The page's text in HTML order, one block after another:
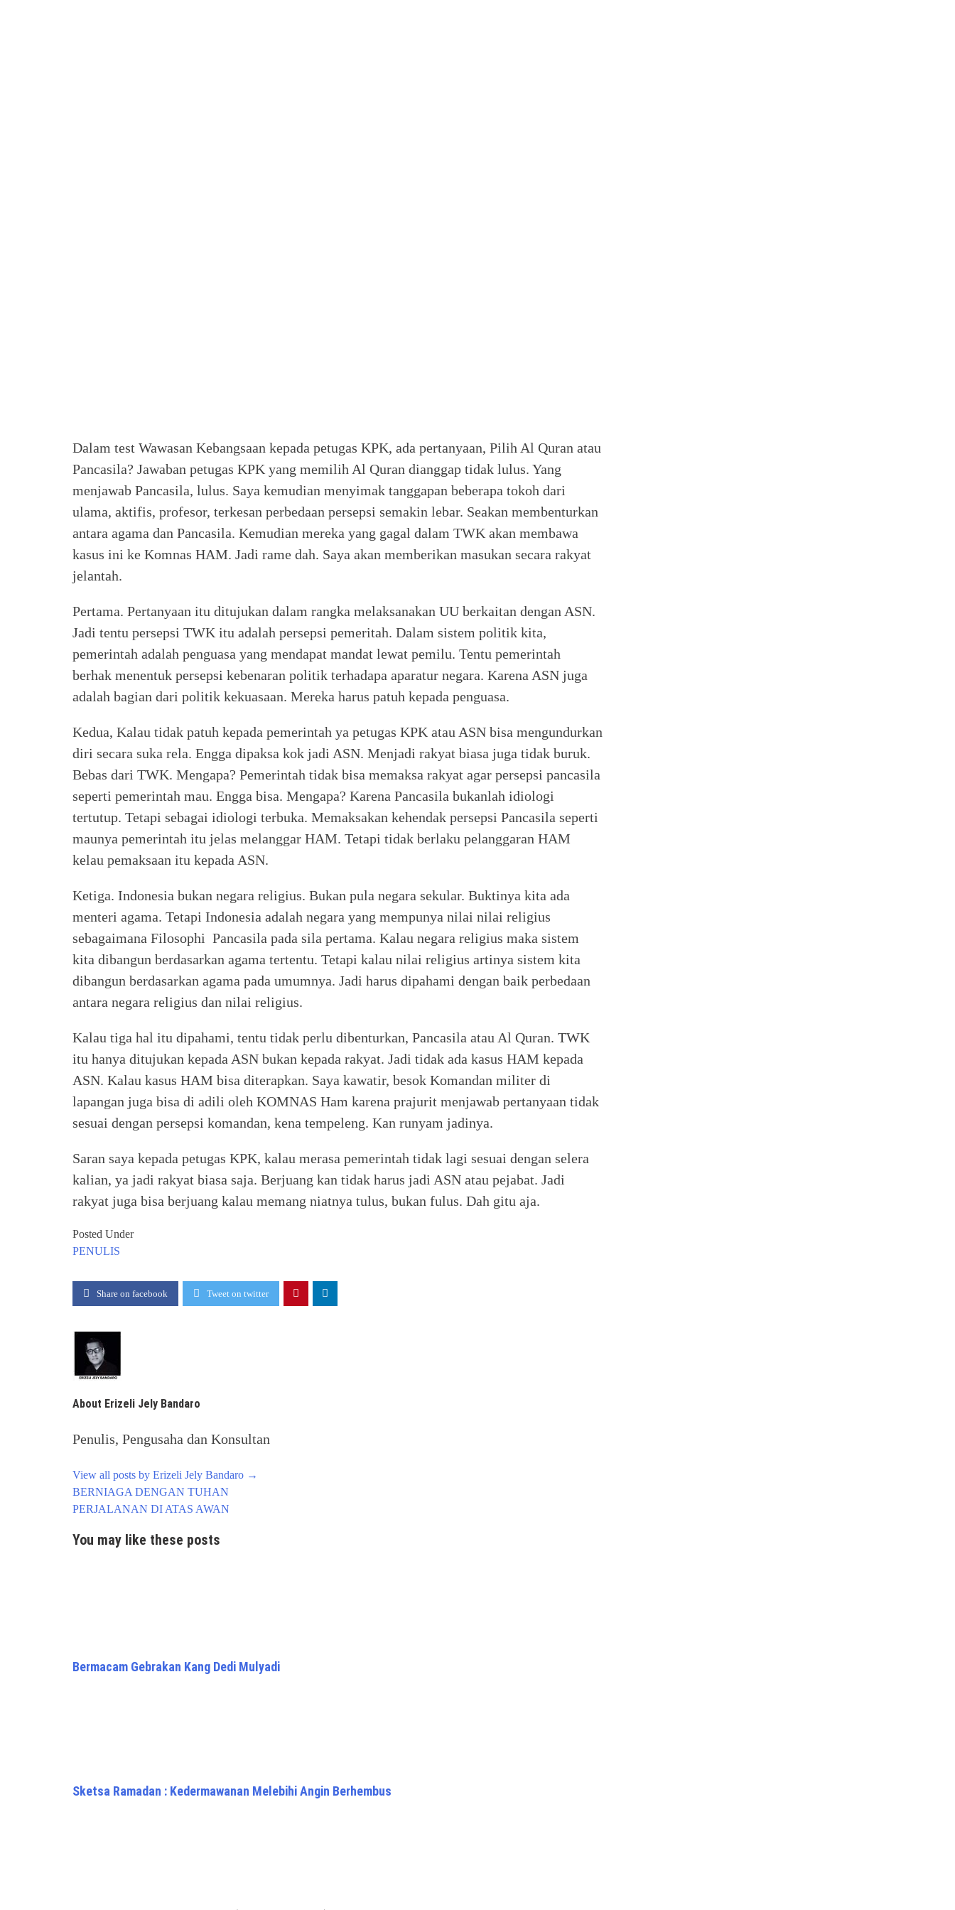
Dalam test Wawasan Kebangsaan kepada petugas KPK, ada pertanyaan, Pilih Al Quran atau
Pancasila? Jawaban petugas KPK yang memilih Al Quran dianggap tidak lulus. Yang
menjawab Pancasila, lulus. Saya kemudian menyimak tanggapan beberapa tokoh dari
ulama, aktifis, profesor, terkesan perbedaan persepsi semakin lebar. Seakan membenturkan
antara agama dan Pancasila. Kemudian mereka yang gagal dalam TWK akan membawa
kasus ini ke Komnas HAM. Jadi rame dah. Saya akan memberikan masukan secara rakyat
jelantah.
Pertama. Pertanyaan itu ditujukan dalam rangka melaksanakan UU berkaitan dengan ASN.
Jadi tentu persepsi TWK itu adalah persepsi pemeritah. Dalam sistem politik kita,
pemerintah adalah penguasa yang mendapat mandat lewat pemilu. Tentu pemerintah
berhak menentuk persepsi kebenaran politik terhadapa aparatur negara. Karena ASN juga
adalah bagian dari politik kekuasaan. Mereka harus patuh kepada penguasa.
Kedua, Kalau tidak patuh kepada pemerintah ya petugas KPK atau ASN bisa mengundurkan
diri secara suka rela. Engga dipaksa kok jadi ASN. Menjadi rakyat biasa juga tidak buruk.
Bebas dari TWK. Mengapa? Pemerintah tidak bisa memaksa rakyat agar persepsi pancasila
seperti pemerintah mau. Engga bisa. Mengapa? Karena Pancasila bukanlah idiologi
tertutup. Tetapi sebagai idiologi terbuka. Memaksakan kehendak persepsi Pancasila seperti
maunya pemerintah itu jelas melanggar HAM. Tetapi tidak berlaku pelanggaran HAM
kelau pemaksaan itu kepada ASN.
Ketiga. Indonesia bukan negara religius. Bukan pula negara sekular. Buktinya kita ada
menteri agama. Tetapi Indonesia adalah negara yang mempunya nilai nilai religius
sebagaimana Filosophi Pancasila pada sila pertama. Kalau negara religius maka sistem
kita dibangun berdasarkan agama tertentu. Tetapi kalau nilai religius artinya sistem kita
dibangun berdasarkan agama pada umumnya. Jadi harus dipahami dengan baik perbedaan
antara negara religius dan nilai religius.
Kalau tiga hal itu dipahami, tentu tidak perlu dibenturkan, Pancasila atau Al Quran. TWK
itu hanya ditujukan kepada ASN bukan kepada rakyat. Jadi tidak ada kasus HAM kepada
ASN. Kalau kasus HAM bisa diterapkan. Saya kawatir, besok Komandan militer di
lapangan juga bisa di adili oleh KOMNAS Ham karena prajurit menjawab pertanyaan tidak
sesuai dengan persepsi komandan, kena tempeleng. Kan runyam jadinya.
Saran saya kepada petugas KPK, kalau merasa pemerintah tidak lagi sesuai dengan selera
kalian, ya jadi rakyat biasa saja. Berjuang kan tidak harus jadi ASN atau pejabat. Jadi
rakyat juga bisa berjuang kalau memang niatnya tulus, bukan fulus. Dah gitu aja.
Posted Under
PENULIS
Share on facebook Tweet on twitter
About Erizeli Jely Bandaro
Penulis, Pengusaha dan Konsultan
View all posts by Erizeli Jely Bandaro →
Post
navigation
BERNIAGA DENGAN TUHAN
PERJALANAN DI ATAS AWAN
You may like these posts
Bermacam Gebrakan Kang Dedi Mulyadi
Sketsa Ramadan : Kedermawanan Melebihi Angin Berhembus